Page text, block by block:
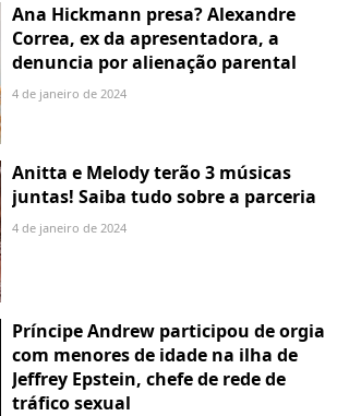
Ana Hickmann presa? Alexandre
Correa, ex da apresentadora, a
denuncia por alienação parental
4 de janeiro de 2024
Anitta e Melody terão 3 músicas
juntas! Saiba tudo sobre a parceria
4 de janeiro de 2024
Príncipe Andrew participou de orgia
com menores de idade na ilha de
Jeffrey Epstein, chefe de rede de
tráfico sexual